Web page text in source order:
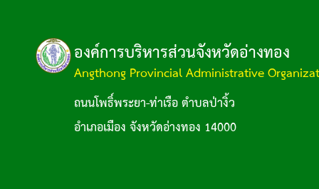
องค์การบริหารส่วนจังหวัดอ่างทอง
Angthong Provincial Administrative
ถนนโพธิ์พระยา-ท่าเรือ ตำบลป่างิ้ว
อำเภอเมือง จังหวัดอ่างทอง 14000